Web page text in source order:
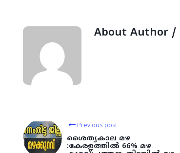
About Author /
Previous post
ശൈത്യകാല മഴ
:കേരളത്തില്‍ 66% മഴ